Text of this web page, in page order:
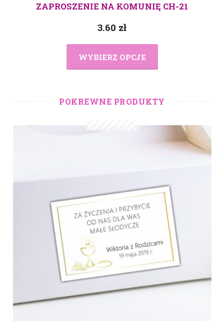
ZAPROSZENIE NA KOMUNIĘ CH-21
3.60 zł
WYBIERZ OPCJE
POKREWNE PRODUKTY